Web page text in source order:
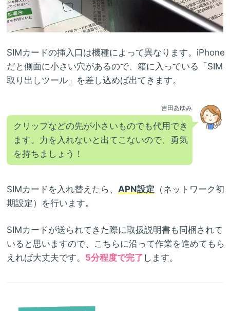
SIMカードの挿入口は機種によって異なります。iPhone
だと側面に小さい穴があるので、箱に入っている「SIM
取り出しツール」を差し込めば出てきます。
吉田あゆみ
クリップなどの先が小さいものでも代用でき
ます。力を入れないと出てこないので、勇気
を持ちましょう！
SIMカードを入れ替えたら、 APN設定 （ネットワーク初
期設定）を行います。
SIMカードが送られてきた際に取扱説明書も同梱されて
いると思いますので、こちらに沿って作業を進めてもら
えれば大丈夫です。 5分程度で完了 します。